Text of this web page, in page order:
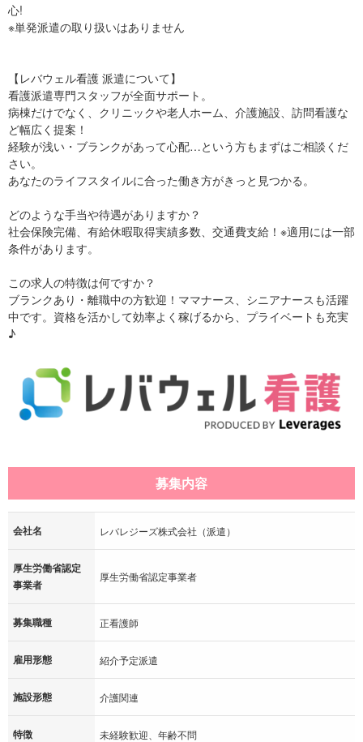
心!
※単発派遣の取り扱いはありません
【レバウェル看護 派遣について】
看護派遣専門スタッフが全面サポート。
病棟だけでなく、クリニックや老人ホーム、介護施設、訪問看護な
ど幅広く提案！
経験が浅い・ブランクがあって心配…という方もまずはご相談くだ
さい。
あなたのライフスタイルに合った働き方がきっと見つかる。
どのような手当や待遇がありますか？
社会保険完備、有給休暇取得実績多数、交通費支給！※適用には一部
条件があります。
この求人の特徴は何ですか？
ブランクあり・離職中の方歓迎！ママナース、シニアナースも活躍
中です。資格を活かして効率よく稼げるから、プライベートも充実
♪
募集内容
会社名 レバレジーズ株式会社（派遣）
厚生労働省認定
事業者
厚生労働省認定事業者
募集職種 正看護師
雇用形態 紹介予定派遣
施設形態 介護関連
特徴 未経験歓迎、年齢不問